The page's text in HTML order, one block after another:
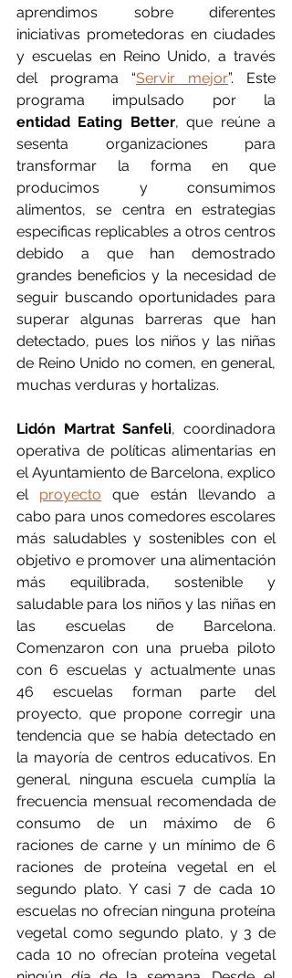
aprendimos sobre diferentes
iniciativas prometedoras en ciudades
y escuelas en Reino Unido, a través
del programa “Servir mejor”. Este
entidad Eating Better, que reúne a
sesenta organizaciones para
transformar la forma en que
producimos y consumimos
alimentos, se centra en estrategias
especificas replicables a otros centros
debido a que han demostrado
grandes beneficios y la necesidad de
seguir buscando oportunidades para
superar algunas barreras que han
detectado, pues los niños y las niñas
de Reino Unido no comen, en general,
muchas verduras y hortalizas.
Lidón Martrat Sanfeli, coordinadora
operativa de políticas alimentarias en
el Ayuntamiento de Barcelona, explico
el proyecto que están llevando a
cabo para unos comedores escolares
más saludables y sostenibles con el
objetivo e promover una alimentación
más equilibrada, sostenible y
saludable para los niños y las niñas en
las escuelas de Barcelona.
Comenzaron con una prueba piloto
con 6 escuelas y actualmente unas
46 escuelas forman parte del
proyecto, que propone corregir una
tendencia que se había detectado en
la mayoría de centros educativos. En
general, ninguna escuela cumplía la
frecuencia mensual recomendada de
consumo de un máximo de 6
raciones de carne y un mínimo de 6
raciones de proteína vegetal en el
segundo plato. Y casi 7 de cada 10
escuelas no ofrecían ninguna proteína
vegetal como segundo plato, y 3 de
cada 10 no ofrecían proteína vegetal